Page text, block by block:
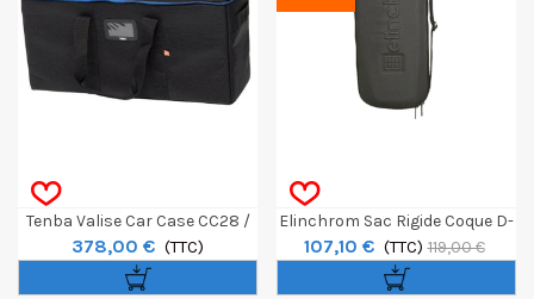
Tenba Valise Car Case CC28 /
Black
378,00 € (TTC)
Elinchrom Sac Rigide Coque D-
Lite
107,10 € (TTC) 119,00 €